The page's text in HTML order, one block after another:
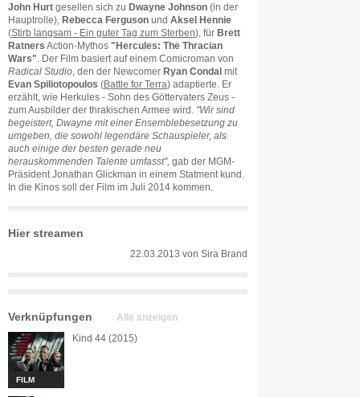
John Hurt gesellen sich zu Dwayne Johnson (in der
Hauptrolle),
Rebecca Ferguson und Aksel Hennie
(Stirb langsam - Ein guter Tag zum Sterben), für Brett
Ratners Action-Mythos "Hercules: The Thracian
Wars" . Der Film basiert auf einem Comicroman von
Radical Studio , den der Newcomer Ryan Condal mit
Evan Spiliotopoulos (Battle for Terra) adaptierte. Er
erzählt, wie Herkules - Sohn des Göttervaters Zeus -
zum Ausbilder der thrakischen Armee wird. "Wir sind
begeistert, Dwayne mit einer Ensemblebesetzung zu
umgeben, die sowohl legendäre Schauspieler, als
auch einige der besten gerade neu
herauskommenden Talente umfasst", gab der MGM-
Präsident Jonathan Glickman in einem Statment kund.
In die Kinos soll der Film im Juli 2014 kommen.
Hier streamen
22.03.2013 von Sira Brand
Verknüpfungen Alle anzeigen
FILM
Kind 44 (2015)